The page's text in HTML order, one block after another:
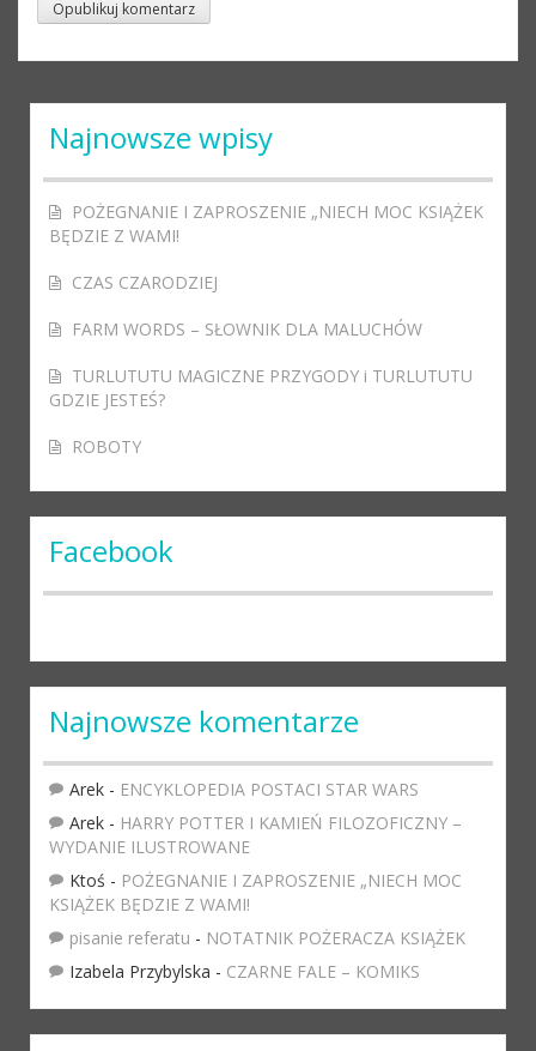
Najnowsze wpisy
POŻEGNANIE I ZAPROSZENIE „NIECH MOC KSIĄŻEK
BĘDZIE Z WAMI!
CZAS CZARODZIEJ
FARM WORDS – SŁOWNIK DLA MALUCHÓW
TURLUTUTU MAGICZNE PRZYGODY i TURLUTUTU
GDZIE JESTEŚ?
ROBOTY
Facebook
Najnowsze komentarze
Arek - ENCYKLOPEDIA POSTACI STAR WARS
Arek - HARRY POTTER I KAMIEŃ FILOZOFICZNY –
WYDANIE ILUSTROWANE
Ktoś - POŻEGNANIE I ZAPROSZENIE „NIECH MOC
KSIĄŻEK BĘDZIE Z WAMI!
pisanie referatu - NOTATNIK POŻERACZA KSIĄŻEK
Izabela Przybylska - CZARNE FALE – KOMIKS